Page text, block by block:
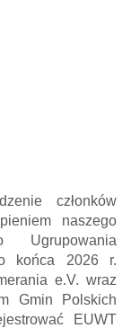
członków
naszego
Ugrupowania
końca 2026 r.
e.V. wraz
Gmin Polskich
EUWT